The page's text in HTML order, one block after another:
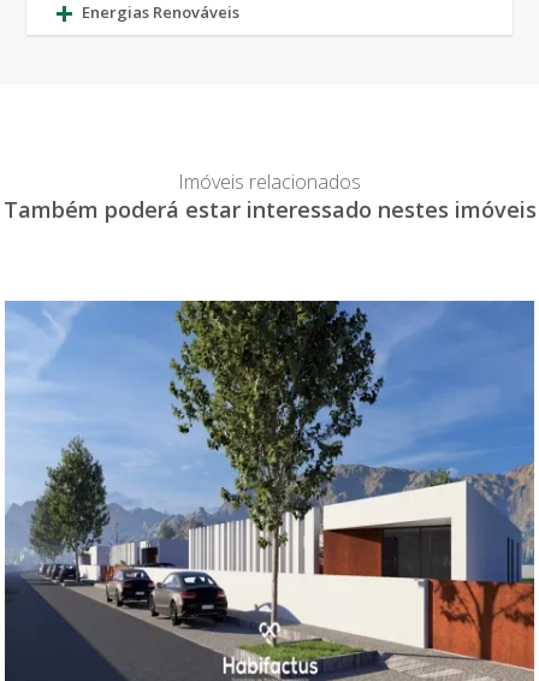
Energias Renováveis
Imóveis relacionados
Também poderá estar interessado nestes imóveis